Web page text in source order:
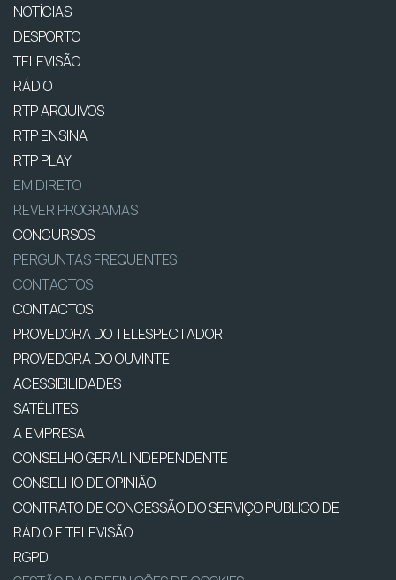
NOTÍCIAS
DESPORTO
TELEVISÃO
RÁDIO
RTP ARQUIVOS
RTP ENSINA
RTP PLAY
EM DIRETO
REVER PROGRAMAS
CONCURSOS
PERGUNTAS FREQUENTES
CONTACTOS
CONTACTOS
PROVEDORA DO TELESPECTADOR
PROVEDORA DO OUVINTE
ACESSIBILIDADES
SATÉLITES
A EMPRESA
CONSELHO GERAL INDEPENDENTE
CONSELHO DE OPINIÃO
CONTRATO DE CONCESSÃO DO SERVIÇO PÚBLICO DE
RÁDIO E TELEVISÃO
RGPD